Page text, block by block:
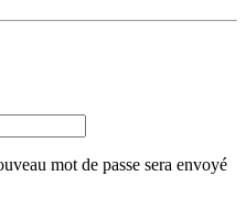
mot de passe sera envoyé